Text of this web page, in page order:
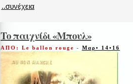
..συνέχεια
Το παιχνίδι «Μπουλ»
ΑΠΟ: Le ballon rouge - Μαρ• 14•16